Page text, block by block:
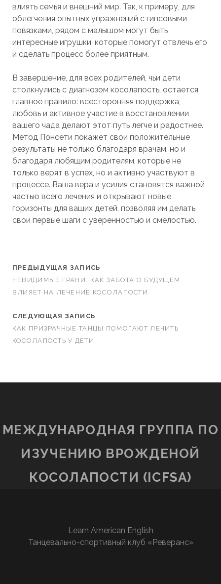
влиять семья и внешний мир. Так, к примеру, для
облегчения опытных упражнений с гипсовыми
повязками, рядом с малышом могут быть
интересные игрушки, которые помогут отвлечь его
и сделать процесс более приятным.
В завершение, для всех родителей, чьи дети
столкнулись с диагнозом косолапость, остается
главное правило: всесторонняя поддержка,
любовь и активное участие в восстановлении
вашего чада делают этот путь легче и радостнее.
Метод Понсети покажет свои положительные
результаты не только благодаря врачам, но и
благодаря любящим родителям, которые не
только верят в успех, но и активно участвуют в
процессе. Ваша вера и усилия становятся важной
частью всего лечения и открывают новые
горизонты для ваших детей, позволяя им делать
свои первые шаги с уверенностью и смелостью.
ПРЕДЫДУЩАЯ ЗАПИСЬ
НЕВИДИМЫЕ ГРАНИ: КАК ЗАБОТА О БУДУЩЕМ
ВЛИЯЕТ НА ЛЕЧЕНИЕ КОСОЛАПОСТИ
СЛЕДУЮЩАЯ ЗАПИСЬ
КАК ПРИЗРАЧНЫЕ ТАНЦЫ ПОМОГАЮТ ЛЕЧИТЬ
КОСОЛАПОСТЬ У ДЕТИ
МЕЖДУНАРОДНАЯ ГРУППА ПО
ИЗУЧЕНИЮ ВРОЖДЕНОЙ
КОСОЛАПОСТИ (ICFSA)
Learn American English
Танцевально-спортивный клуб «Реверанс»